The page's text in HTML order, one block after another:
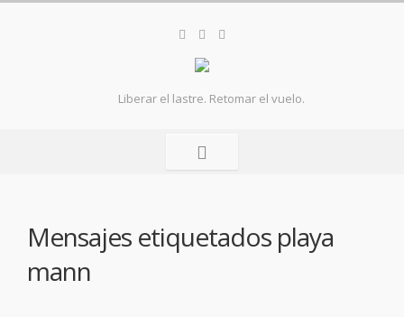
Liberar el lastre. Retomar el vuelo.
Mensajes etiquetados playa
mann